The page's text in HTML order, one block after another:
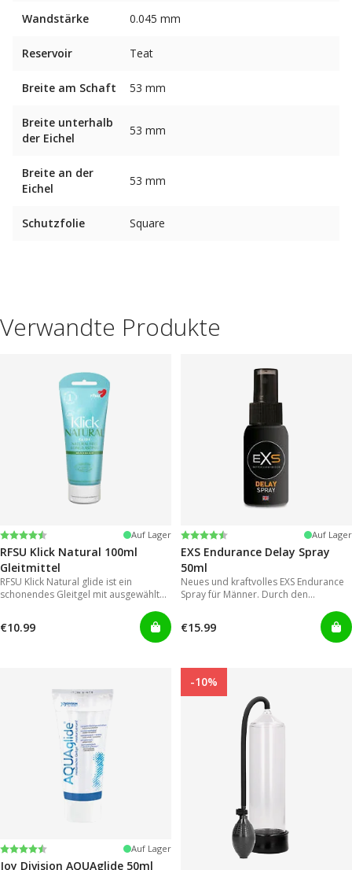
Wandstärke
0.045 mm
Reservoir Teat
Breite am Schaft 53 mm
Breite unterhalb
der Eichel
53 mm
Breite an der
Eichel
53 mm
Schutzfolie Square
Verwandte Produkte
Bewertung:
4.2 von 5 Sternen Auf Lager
RFSU Klick Natural 100ml
Gleitmittel
RFSU Klick Natural glide ist ein
schonendes Gleitgel mit ausgewählten
€10.99
Bewertung:
4.3 von 5 Sternen Auf Lager
EXS Endurance Delay Spray
50ml
Neues und kraftvolles EXS Endurance
Spray für Männer. Durch den
gezielt auftragen, wodurch eine der
großen Schwachstellen von
€15.99
Bewertung:
4.2 von 5 Sternen Auf Lager
Joy Division AQUAglide 50ml
-10%